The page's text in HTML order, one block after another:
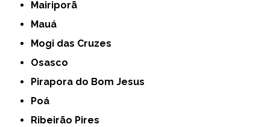
Mairiporã
Mauá
Mogi das Cruzes
Osasco
Pirapora do Bom Jesus
Poá
Ribeirão Pires